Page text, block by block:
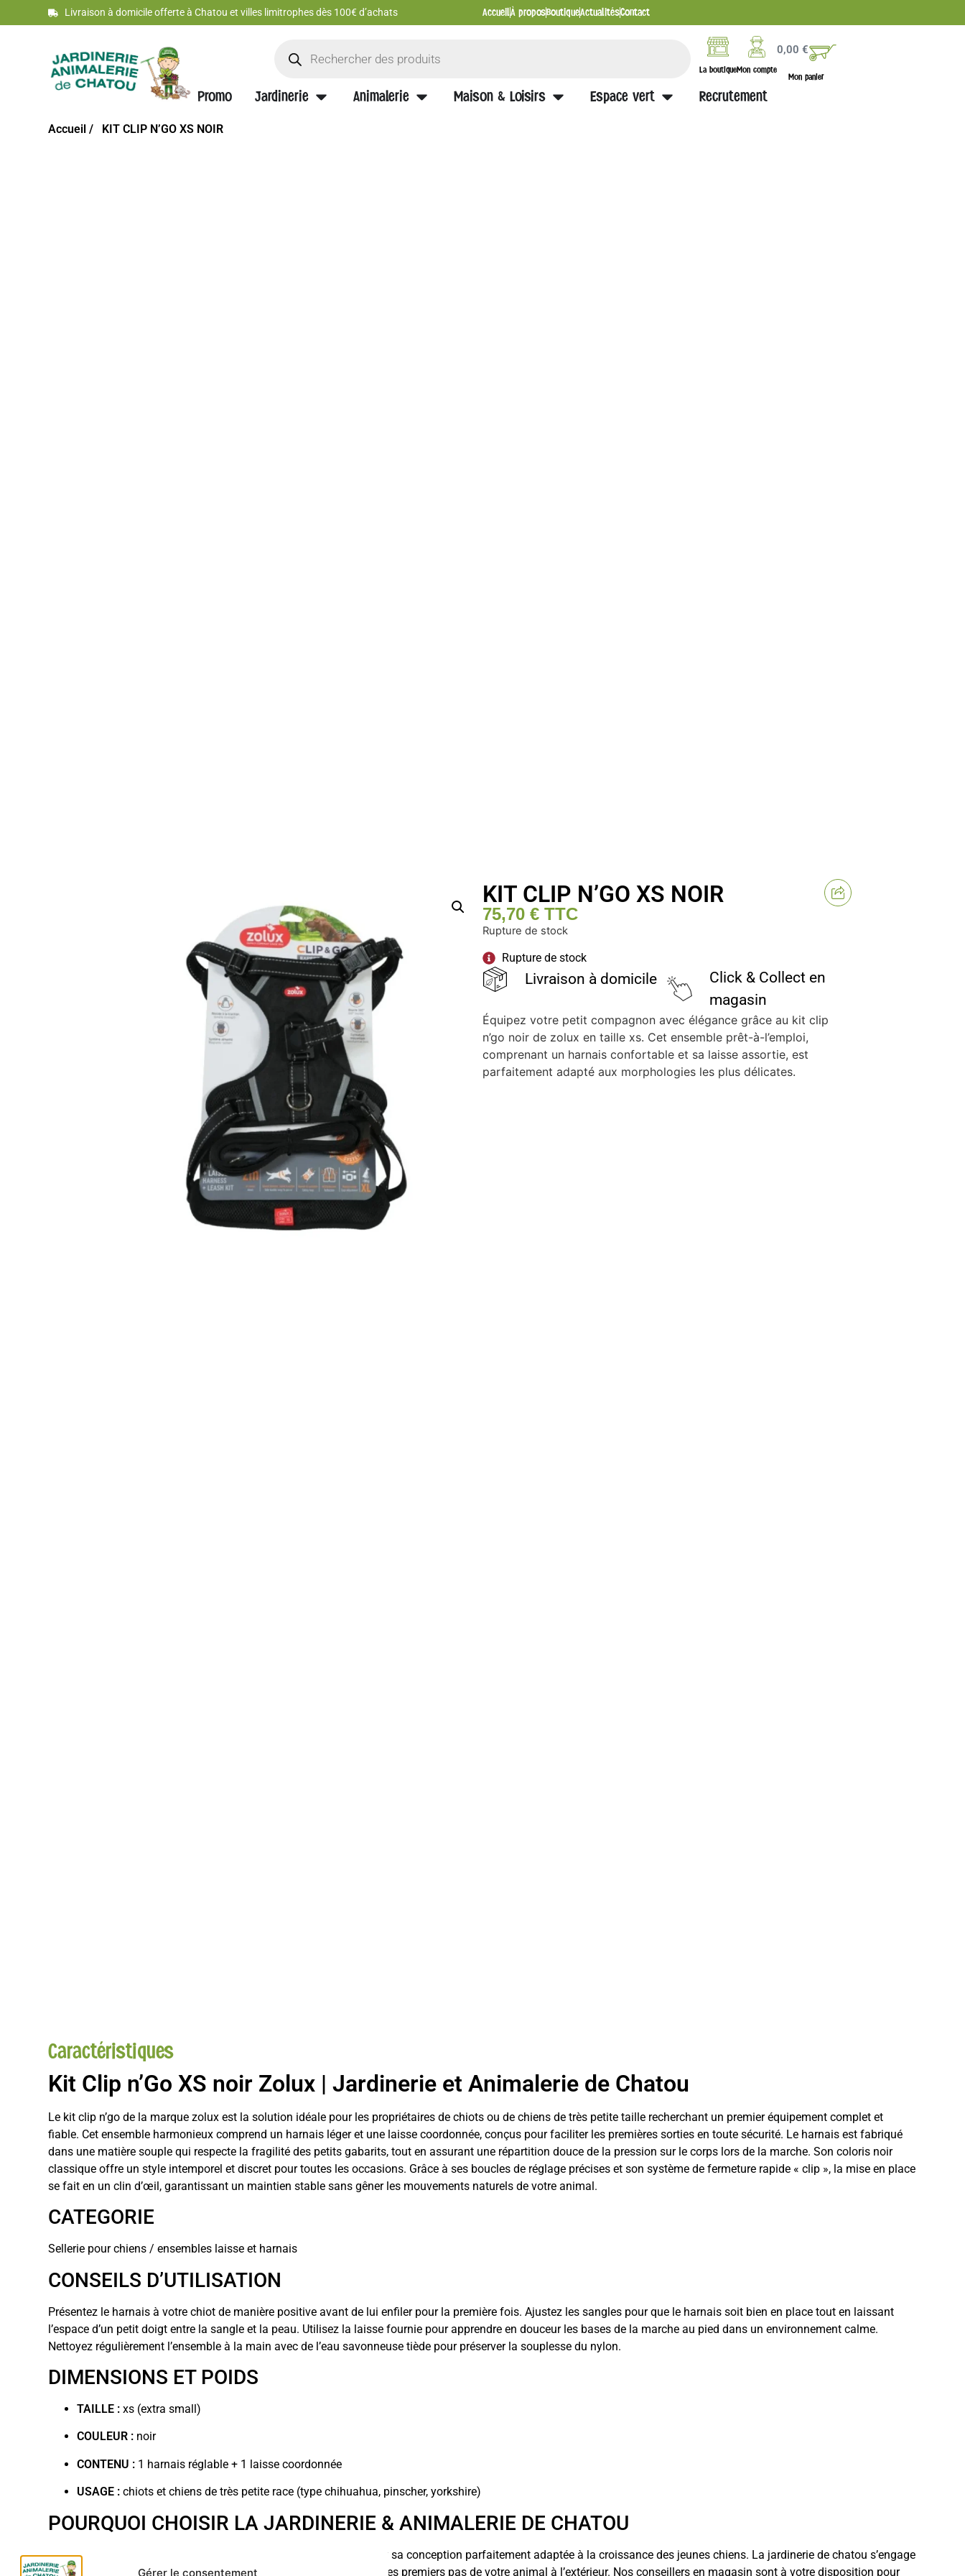
Gérer le consentement
Livraison à domicile offerte à Chatou et villes limitrophes dès 100€ d’achats AccueilÀ proposBoutiqueActualitésContact
La boutiqueMon compte
0,00€
Mon panier
Promo Jardinerie Animalerie Maison & Loisirs Espace vert Recrutement
Accueil / KIT CLIP N’GO XS NOIR
KIT CLIP N’GO XS NOIR
75,70 €TTC
Rupture de stock
Rupture de stock
Livraison à domicile
Click & Collect en
magasin
Équipez votre petit compagnon avec élégance grâce au kit clip
n’go noir de zolux en taille xs. Cet ensemble prêt-à-l’emploi,
comprenant un harnais confortable et sa laisse assortie, est
parfaitement adapté aux morphologies les plus délicates.
Caractéristiques
Kit Clip n’Go XS noir Zolux | Jardinerie et Animalerie de Chatou
Le kit clip n’go de la marque zolux est la solution idéale pour les propriétaires de chiots ou de chiens de très petite taille recherchant un premier équipement complet et
fiable. Cet ensemble harmonieux comprend un harnais léger et une laisse coordonnée, conçus pour faciliter les premières sorties en toute sécurité. Le harnais est fabriqué
dans une matière souple qui respecte la fragilité des petits gabarits, tout en assurant une répartition douce de la pression sur le corps lors de la marche. Son coloris noir
classique offre un style intemporel et discret pour toutes les occasions. Grâce à ses boucles de réglage précises et son système de fermeture rapide « clip », la mise en place
se fait en un clin d’œil, garantissant un maintien stable sans gêner les mouvements naturels de votre animal.
CATEGORIE
Sellerie pour chiens / ensembles laisse et harnais
CONSEILS D’UTILISATION
Présentez le harnais à votre chiot de manière positive avant de lui enfiler pour la première fois. Ajustez les sangles pour que le harnais soit bien en place tout en laissant
l’espace d’un petit doigt entre la sangle et la peau. Utilisez la laisse fournie pour apprendre en douceur les bases de la marche au pied dans un environnement calme.
Nettoyez régulièrement l’ensemble à la main avec de l’eau savonneuse tiède pour préserver la souplesse du nylon.
DIMENSIONS ET POIDS
TAILLE : xs (extra small)
COULEUR : noir
CONTENU : 1 harnais réglable + 1 laisse coordonnée
USAGE : chiots et chiens de très petite race (type chihuahua, pinscher, yorkshire)
POURQUOI CHOISIR LA JARDINERIE & ANIMALERIE DE CHATOU
Nous sélectionnons la gamme clip n’go de zolux pour sa praticité et sa conception parfaitement adaptée à la croissance des jeunes chiens. La jardinerie de chatou s’engage
à vous proposer des solutions de sellerie complètes qui sécurisent les premiers pas de votre animal à l’extérieur. Nos conseillers en magasin sont à votre disposition pour